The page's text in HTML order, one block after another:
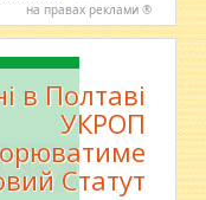
на правах реклами ®
в Полтаві
УКРОП
Статут